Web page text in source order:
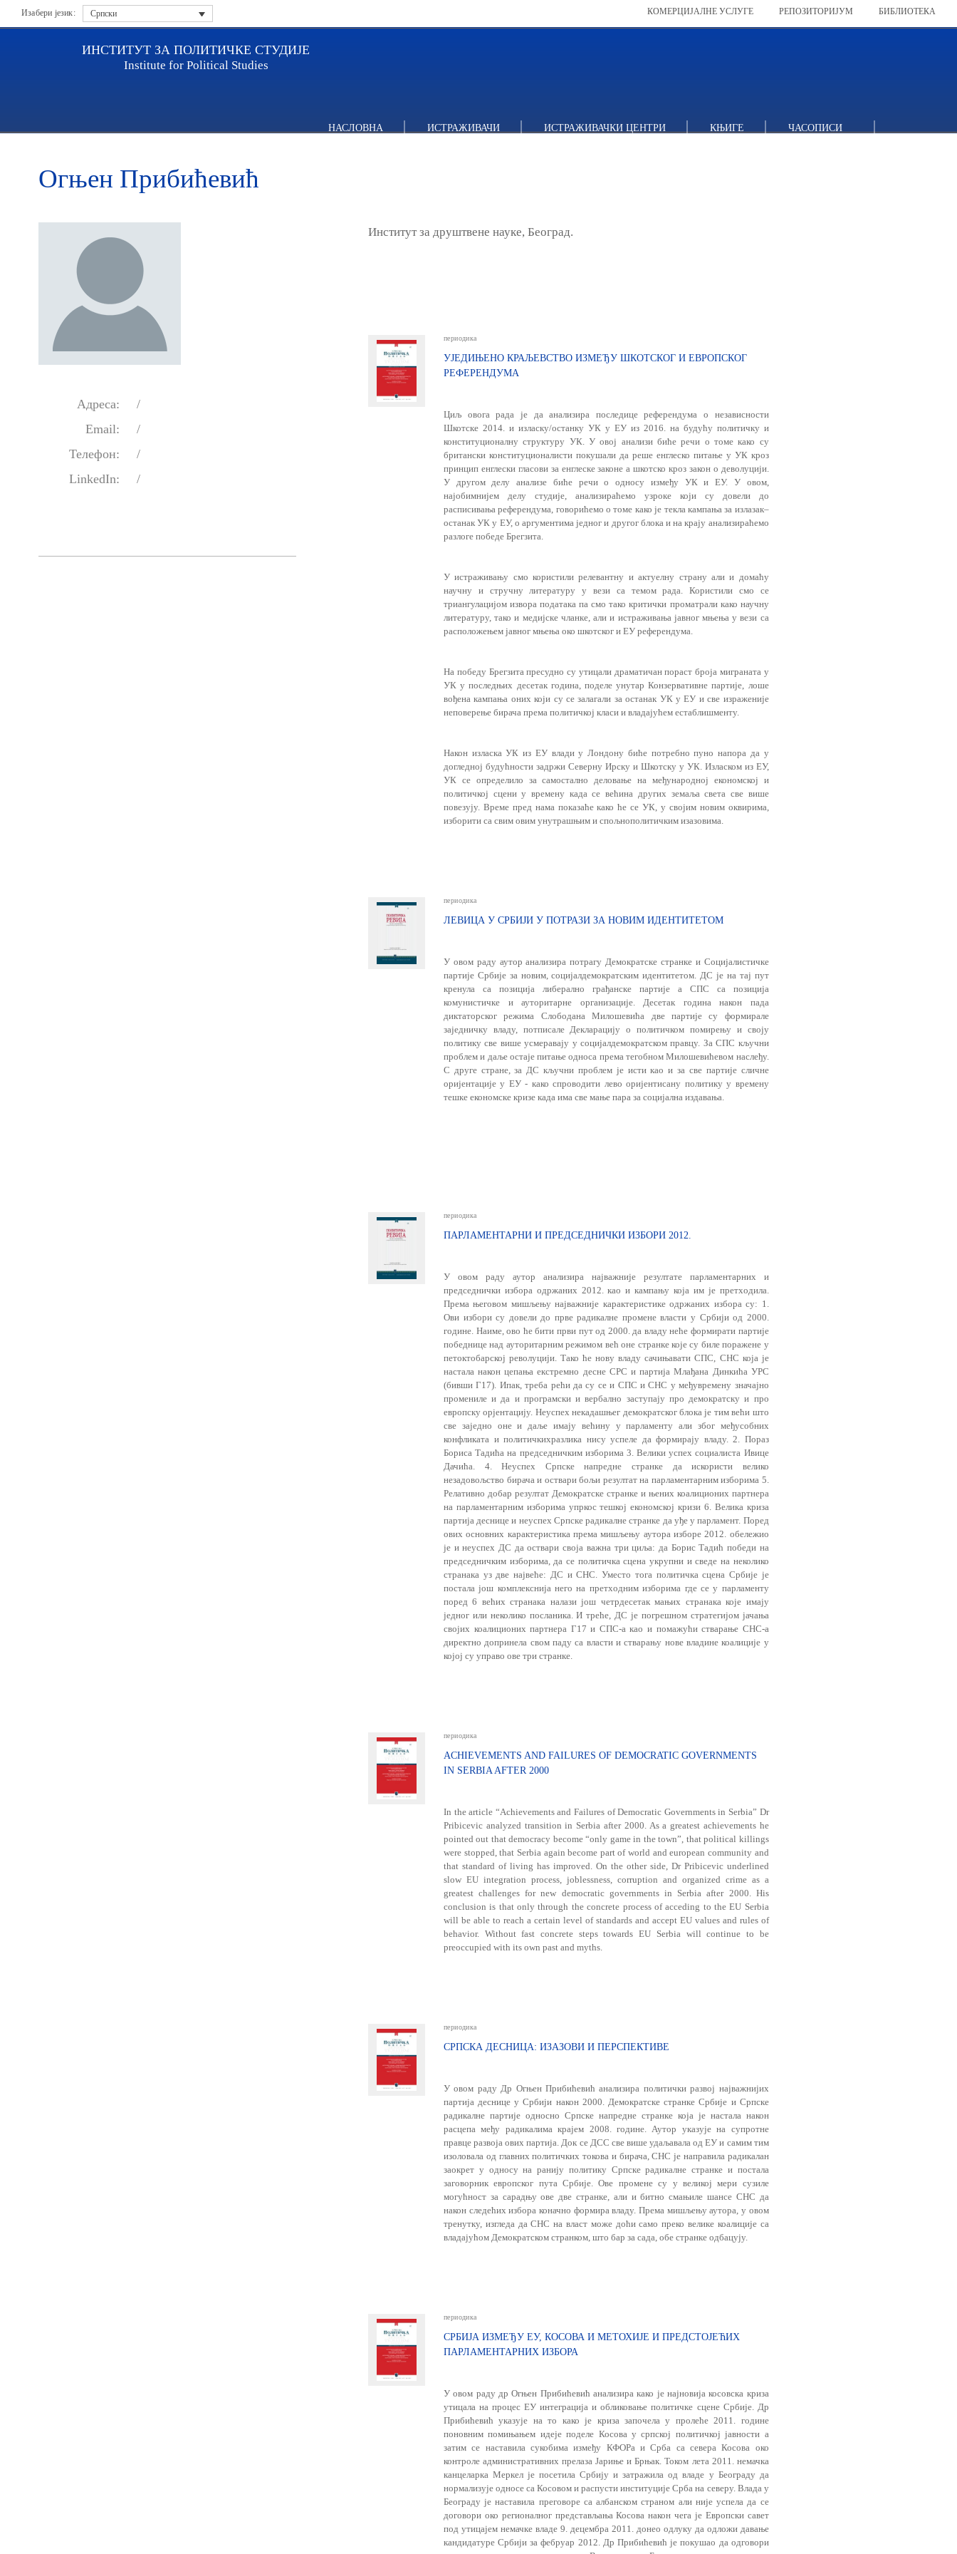
Изабери језик: Српски КОМЕРЦИЈАЛНЕ УСЛУГЕ РЕПОЗИТОРИЈУМ БИБЛИОТЕКА
ИНСТИТУТ ЗА ПОЛИТИЧКЕ СТУДИЈЕ
Institute for Political Studies
НАСЛОВНА ИСТРАЖИВАЧИ ИСТРАЖИВАЧКИ ЦЕНТРИ КЊИГЕ ЧАСОПИСИ
Огњен Прибићевић
Адреса:
/
Email:
/
Телефон:
/
LinkedIn:
/
Институт за друштвене науке, Београд.
периодика
УЈЕДИЊЕНО КРАЉЕВСТВО ИЗМЕЂУ ШКОТСКОГ И ЕВРОПСКОГ
РЕФЕРЕНДУМА
Циљ овога рада је да анализира последице референдума о независности
Шкотске 2014. и изласку/останку УК у ЕУ из 2016. на будућу политичку и
конституционалну структуру УК. У овој анализи биће речи о томе како су
британски конституционалисти покушали да реше eнглеско питање у УК кроз
принцип енглески гласови за енглеске законе а шкотско кроз закон о деволуцији.
У другом делу анализе биће речи о односу између УК и ЕУ. У овом,
најобимнијем делу студије, анализираћемо узроке који су довели до
расписивања референдума, говорићемо о томе како је текла кампања за излазак–
останак УК у ЕУ, о аргументима једног и другог блока и на крају анализираћемо
разлоге победе Брегзита.
У истраживању смо користили релевантну и актуелну страну али и домаћу
научну и стручну литературу у вези са темом рада. Користили смо се
триангулацијом извора података па смо тако критички проматрали како научну
литературу, тако и медијске чланке, али и истраживања јавног мњења у вези са
расположењем јавног мњења око шкотског и ЕУ референдума.
На победу Брегзита пресудно су утицали драматичан пораст броја миграната у
УК у последњих десетак година, поделе унутар Конзервативне партије, лоше
вођена кампања оних који су се залагали за останак УК у ЕУ и све израженије
неповерење бирача према политичкој класи и владајућем естаблишменту.
Након изласка УК из ЕУ влади у Лондону биће потребно пуно напора да у
догледној будућности задржи Северну Ирску и Шкотску у УК. Изласком из ЕУ,
УК се определило за самостално деловање на међународној економској и
политичкој сцени у времену када се већина других земаља света све више
повезују. Време пред нама показаће како ће се УК, у својим новим оквирима,
изборити са свим овим унутрашњим и спољнополитичким изазовима.
периодика
ЛЕВИЦА У СРБИЈИ У ПОТРАЗИ ЗА НОВИМ ИДЕНТИТЕТОМ
У овом раду аутор анализира потрагу Демократске странке и Социјалистичке
партије Србије за новим, социјалдемократским идентитетом. ДС је на тај пут
кренула са позиција либерално грађанске партије а СПС са позиција
комунистичке и ауторитарне организације. Десетaк година након пада
диктаторског режима Слободана Милошевића две партије су формирале
заједничку владу, потписале Декларацију о политичком помирењу и своју
политику све више усмеравају у социјалдемократском правцу. За СПС кључни
проблем и даље остаје питање односа према тегобном Милошевићевом наслеђу.
С друге стране, за ДС кључни проблем је исти као и за све партије сличне
оријентације у ЕУ - како спроводити лево оријентисану политику у времену
тешке економске кризе када има све мање пара за социјална издавања.
периодика
ПАРЛАМЕНТАРНИ И ПРЕДСЕДНИЧКИ ИЗБОРИ 2012.
У овом раду аутор анализира најважније резултате парламентарних и
председнички избора одржаних 2012. као и кампању која им је претходила.
Према његовом мишљењу најважније карактеристике одржа­них избора су: 1.
Ови избори су довели до прве радикалне промене власти у Србији од 2000.
године. Наиме, ово ће бити први пут од 2000. да владу неће формирати партије
победнице над ауторитарним режимом већ оне странке које су биле поражене у
петоктобарској револуцији. Тако ће нову владу сачињавати СПС, СНС која је
настала након цепања екстремно десне СРС и партија Млађана Динкића УРС
(бивши Г17). Ипак, треба рећи да су се и СПС и СНС у међувремену значајно
промениле и да и програмски и вербално заступају про демократску и про
европску орјентацију. Неуспех некадашњег демократског блока је тим већи што
све заједно оне и даље имају већину у парламен­ту али због међусобних
конфликата и политичкихразлика нису успеле да формирају владу. 2. Пораз
Бориса Тадића на председничким изборима 3. Велики успех со­циалиста Ивице
Дачића. 4. Неуспех Српске напредне странке да искористи велико
незадовољство бирача и оствари бољи резултат на парламентарним избори­ма 5.
Релативно добар резултат Демократске стран­ке и њених коалиционих партнера
на парламентарним изборима упркос тешкој економској кризи 6. Велика криза
партија деснице и неуспех Српске радикалне странке да уђе у парламент. Поред
ових основних карактеристика према мишљењу аутора изборе 2012. обележио
је и неуспех ДС да оствари своја важна три циља: да Борис Тадић побе­ди на
председничким изборима, да се политичка сцена укрупни и сведе на неколико
странака уз две највеће: ДС и СНС. Уместо тога политичка сцена Србије је
постала још комплекснија него на претходним избо­рима где се у парламенту
поред 6 већих странака налази још четрдесетак мањих странака које имају
једног или неколико посланика. И треће, ДС је погрешном стратегијом јачања
својих коалиционих партнера Г17 и СПС-а као и помажући стварање СНС-а
директно допринела свом паду са власти и стварању нове владине коалиције у
којој су управо ове три странке.
периодика
ACHIEVEMENTS AND FAILURES OF DEMOCRATIC GOVERNMENTS
IN SERBIA AFTER 2000
In the article “Achievements and Failures of Democratic Go­vernments in Serbia” Dr
Pribicevic analyzed transition in Serbia after 2000. As a greatest achievements he
pointed out that democracy beco­me “only game in the town”, that political killings
were stopped, that Serbia again become part of world and european community and
that standard of living has improved. On the other side, Dr Pribicevic un­derlined
slow EU integration process, joblessness, corruption and orga­nized crime as a
greatest challenges for new democratic governments in Serbia after 2000. His
conclusion is that only through the concrete process of acceding to the EU Serbia
will be able to reach a certain level of standards and accept EU values and rules of
behavior. Without fast concrete steps towards EU Serbia will continue to be
preoccupied with its own past and myths.
периодика
СРПСКА ДЕСНИЦА: ИЗАЗОВИ И ПЕРСПЕКТИВЕ
У овом раду Др Огњен Прибићевић анализира политички развој најважнијих
партија деснице у Србији након 2000. Демократске странке Србије и Српске
радикалне партије односно Српске напредне странке која је настала након
расцепа међу радикалима крајем 2008. године. Аутор указује на супротне
правце развоја ових партија. Док се ДСС све више удаљавала од ЕУ и самим тим
изоловала од главних политичких токова и бирача, СНС је на­правила радикалан
заокрет у односу на ранију политику Српске радикалне странке и постала
заговорник европског пута Србије. Ове промене су у великој мери сузиле
могућност за сарадњу ове две странке, али и битно смањиле шансе СНС да
након следећих избора коначно формира владу. Према мишљењу аутора, у овом
тренутку, изгледа да СНС на власт може доћи само преко велике коалиције са
владајућом Демократском странком, што бар за сада, обе странке одбацују.
периодика
СРБИЈА ИЗМЕЂУ ЕУ, КОСОВА И МЕТОХИЈЕ И ПРЕДСТОЈЕЋИХ
ПАРЛАМЕНТАРНИХ ИЗБОРА
У овом раду др Огњен Прибићевић анализира како је најновија косовска криза
утицала на процес ЕУ интеграција и обликовање политичке сцене Србије. Др
Прибићевић указује на то како је криза започела у пролеће 2011. године
поновним помињањем идеје поделе Косова у српској политичкој јавности а
затим се наставила сукобима између КФОРа и Срба са севера Косова око
контроле административних прелаза Јариње и Брњак. Током лета 2011. немачка
канцеларка Меркел је посетила Србију и затражила од владе у Београду да
нормализује односе са Косовом и распусти институције Срба на северу. Влада у
Београду је наставила преговоре са албанском страном али није успела да се
договори око регионалног представљања Косова након чега је Европски савет
под утицајем немачке владе 9. децембра 2011. донео одлуку да одложи давање
кандидатуре Србији за фебруар 2012. Др Прибићевић је покушао да одговори